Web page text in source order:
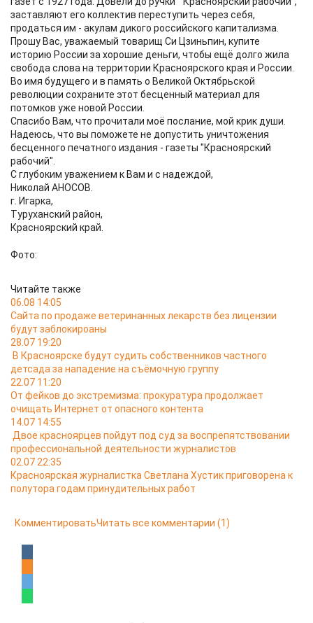
заставляют его коллектив переступить через себя,
продаться им - акулам дикого российского капитализма.
Прошу Вас, уважаемый товарищ Си Цзиньпин, купите
историю России за хорошие деньги, чтобы ещё долго жила
свобода слова на территории Красноярского края и России.
Во имя будущего и в память о Великой Октябрьской
революции сохраните этот бесценный материал для
потомков уже новой России.
Спасибо Вам, что прочитали моё послание, мой крик души.
Надеюсь, что вы поможете не допустить уничтожения
бесценного печатного издания - газеты "Красноярский
рабочий".
С глубоким уважением к Вам и с надеждой,
Николай АНОСОВ.
г. Игарка,
Туруханский район,
Красноярский край.
Фото:
Читайте также
06.08 14:05
Сайта по продаже ветеринанных лекарств без лицензии
будут заблокироаны
28.07 19:20
В Красноярске будут судить собственников частного
детсада за нападение на съёмочную группу
22.07 11:20
От фейков до экстремизма: прокуратура продолжает
очищать Интернет от опасного контента
14.07 14:55
Двое красноярцев пойдут под суд за воспрепятствовании
профессиональной деятельности журналистов
02.07 22:35
Красноярская журналистка Светлана Хустик приговорена к
полутора годам принудительных работ
КомментироватьЧитать все комментарии (1)